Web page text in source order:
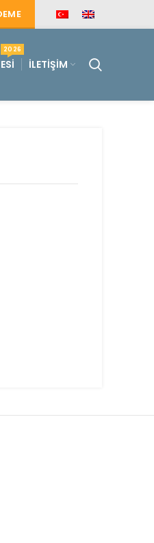
2026
İLETIŞIM